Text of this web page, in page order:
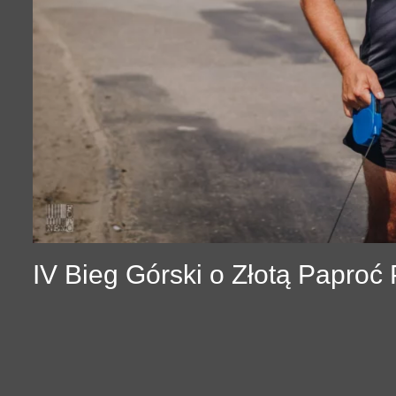
IV Bieg Górski o Złotą